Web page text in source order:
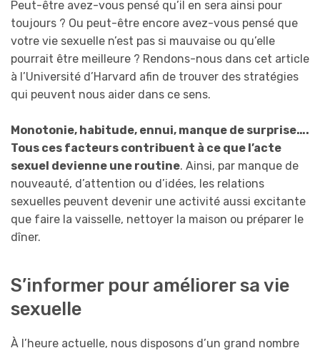
Peut-être avez-vous pensé qu’il en sera ainsi pour
toujours ? Ou peut-être encore avez-vous pensé que
votre vie sexuelle n’est pas si mauvaise ou qu’elle
pourrait être meilleure ? Rendons-nous dans cet article
à l’Université d’Harvard afin de trouver des stratégies
qui peuvent nous aider dans ce sens.
Monotonie, habitude, ennui, manque de surprise….
Tous ces facteurs contribuent à ce que l’acte
sexuel devienne une routine. Ainsi, par manque de
nouveauté, d’attention ou d’idées, les relations
sexuelles peuvent devenir une activité aussi excitante
que faire la vaisselle, nettoyer la maison ou préparer le
dîner.
S’informer pour améliorer sa vie
sexuelle
À l’heure actuelle, nous disposons d’un grand nombre